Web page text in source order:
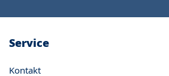
Service
Kontakt